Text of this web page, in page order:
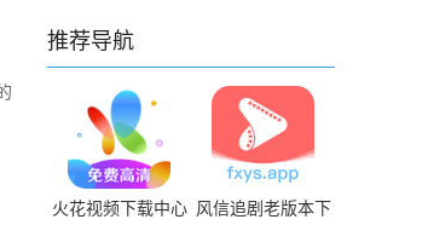
推荐导航
火花视频下载中心 风信追剧老版本下